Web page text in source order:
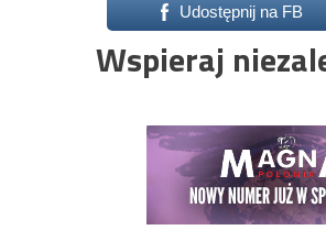
Udostępnij na FB
Wspieraj